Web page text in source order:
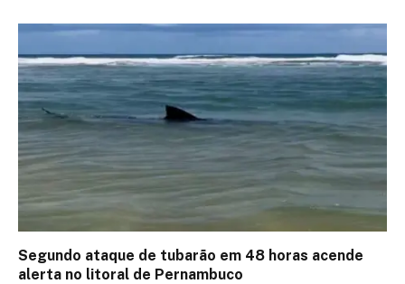
Segundo ataque de tubarão em 48 horas acende
alerta no litoral de Pernambuco